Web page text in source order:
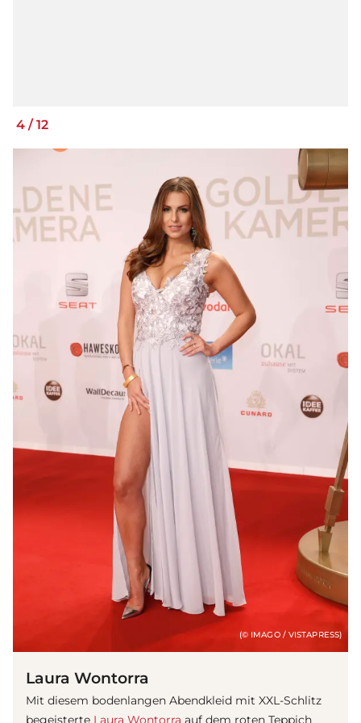
4 / 12
(© IMAGO / VISTAPRESS)
Laura Wontorra
Mit diesem bodenlangen Abendkleid mit XXL-Schlitz
begeisterte Laura Wontorra auf dem roten Teppich